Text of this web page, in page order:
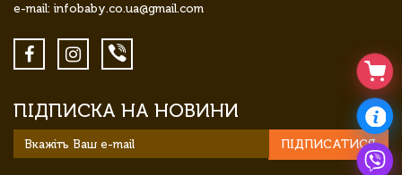
e-mail: infobaby.co.ua@gmail.com
ПІДПИСКА НА НОВИНИ
ПІДПИСАТИСЯ